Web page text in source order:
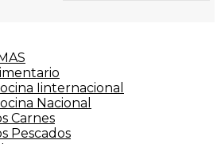
Iinternacional
Nacional
Carnes
Pescados